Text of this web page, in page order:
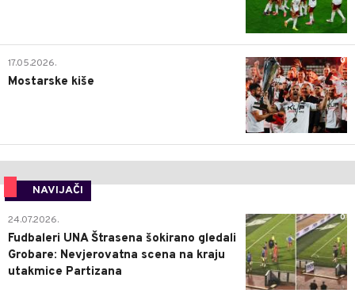
0
17.05.2026.
Mostarske kiše
NAVIJAČI
0
24.07.2026.
Fudbaleri UNA Štrasena šokirano gledali
Grobare: Nevjerovatna scena na kraju
utakmice Partizana